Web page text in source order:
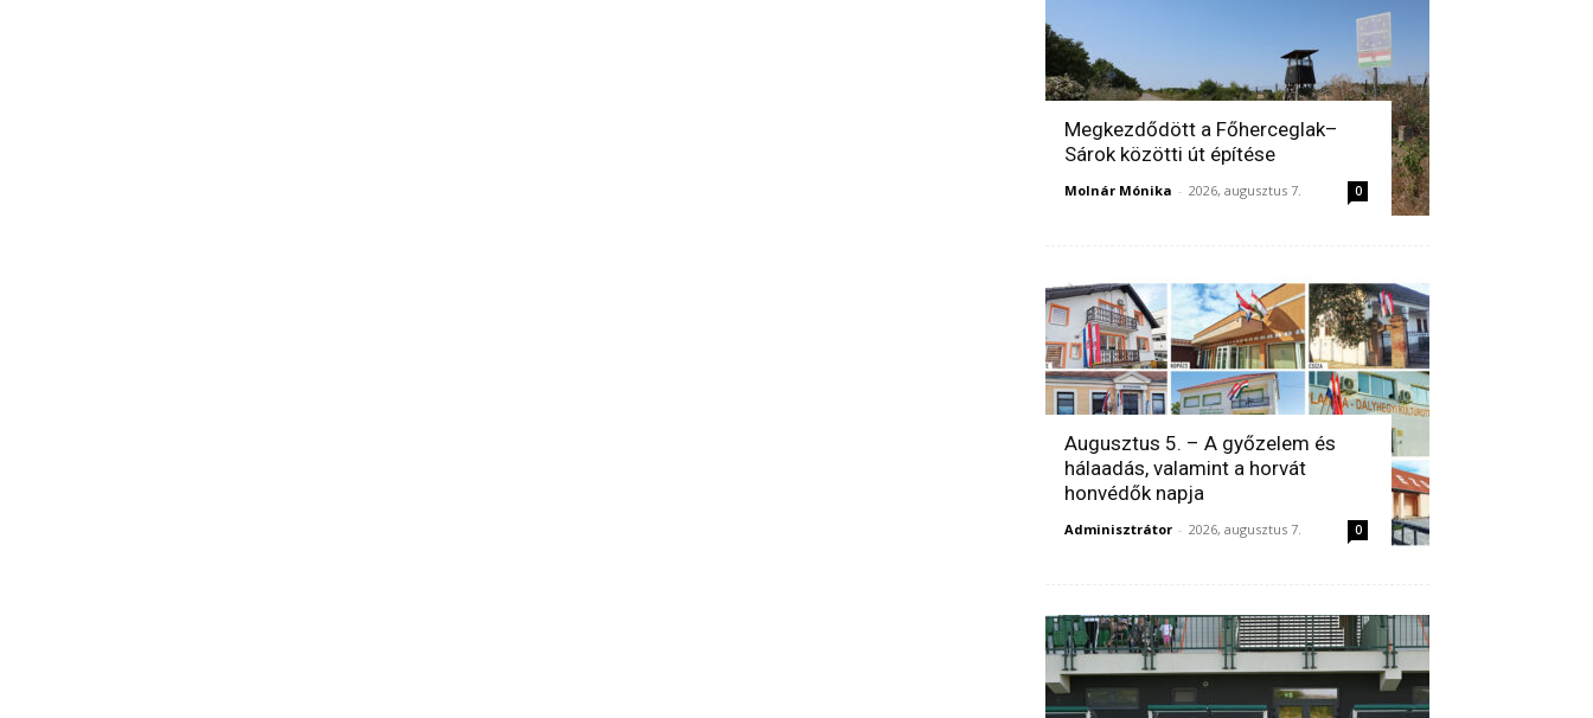
Megkezdődött a Főherceglak–
Sárok közötti út építése
Molnár Mónika - 2026, augusztus 7. 0
Augusztus 5. – A győzelem és
hálaadás, valamint a horvát
honvédők napja
Adminisztrátor - 2026, augusztus 7. 0